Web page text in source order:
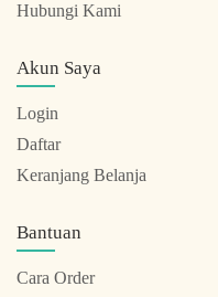
Hubungi Kami
Akun Saya
Login
Daftar
Keranjang Belanja
Bantuan
Cara Order